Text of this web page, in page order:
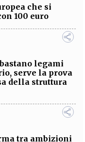
che si
100 euro
legami
serve la prova
della struttura
tra ambizioni